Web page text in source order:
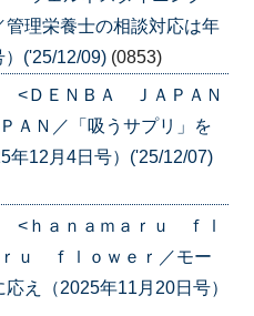
理栄養士の相談対応は年
）('25/12/09) (0853)
<ＤＥＮＢＡ ＪＡＰＡＮ
Ｎ／「吸うサプリ」を
年12月4日号）('25/12/07)
<ｈａｎａｍａｒｕ ｆｌ
ｕ ｆｌｏｗｅｒ／モー
え（2025年11月20日号）